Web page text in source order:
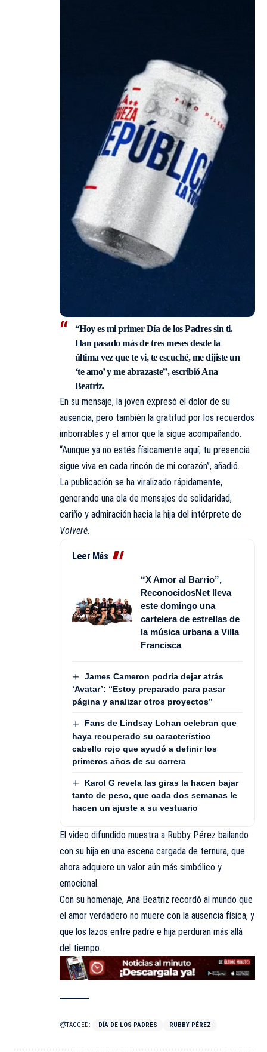
“Hoy es mi primer Día de los Padres sin ti.
Han pasado más de tres meses desde la
última vez que te vi, te escuché, me dijiste un
‘te amo’ y me abrazaste”, escribió Ana
Beatriz.
En su mensaje, la joven expresó el dolor de su
ausencia, pero también la gratitud por los recuerdos
imborrables y el amor que la sigue acompañando.
“Aunque ya no estés físicamente aquí, tu presencia
sigue viva en cada rincón de mi corazón”, añadió.
La publicación se ha viralizado rápidamente,
generando una ola de mensajes de solidaridad,
cariño y admiración hacia la hija del intérprete de
Volveré.
Leer Más
“X Amor al Barrio”,
ReconocidosNet lleva
este domingo una
cartelera de estrellas de
la música urbana a Villa
Francisca
James Cameron podría dejar atrás
‘Avatar’: “Estoy preparado para pasar
página y analizar otros proyectos”
Fans de Lindsay Lohan celebran que
haya recuperado su característico
cabello rojo que ayudó a definir los
primeros años de su carrera
Karol G revela las giras la hacen bajar
tanto de peso, que cada dos semanas le
hacen un ajuste a su vestuario
El video difundido muestra a Rubby Pérez bailando
con su hija en una escena cargada de ternura, que
ahora adquiere un valor aún más simbólico y
emocional.
Con su homenaje, Ana Beatriz recordó al mundo que
el amor verdadero no muere con la ausencia física, y
que los lazos entre padre e hija perduran más allá
del tiempo.
TAGGED: DÍA DE LOS PADRES RUBBY PÉREZ